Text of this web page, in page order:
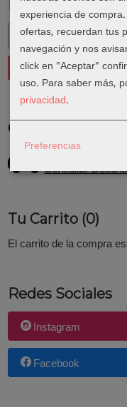
Marcas
Costes de Envío
GRATIS *
Consultar
Tu Carrito (0)
El carrito de la compra
Redes Sociales
Instagram
Facebook
experiencia de
ofertas, recuerdan tus
navegación y nos
click en "Aceptar"
uso. Para saber más,
privacidad.
Preferencias